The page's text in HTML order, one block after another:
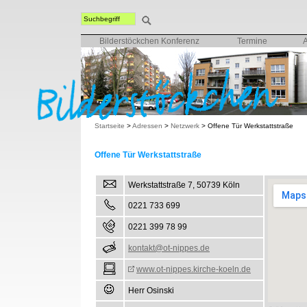
Bilderstöckchen Konferenz Termine
Startseite >Adressen > Netzwerk > Offene Tür Werkstattstraße
Offene Tür Werkstattstraße
Werkstattstraße 7, 50739 Köln
0221 733 699
0221 399 78 99
kontakt@ot-nippes.de
www.ot-nippes.kirche-koeln.de
Herr Osinski